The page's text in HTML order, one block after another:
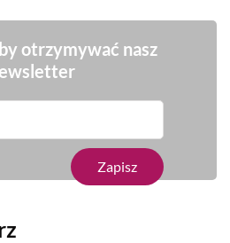
otrzymywać nasz